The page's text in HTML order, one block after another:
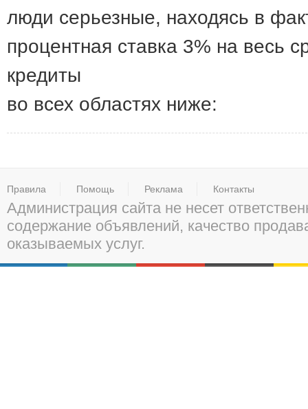
люди серьезные, находясь в
процентная ставка 3% на весь
кредиты
во всех областях ниже:
Правила Помощь Реклама Контакты
Администрация сайта не несет
содержание объявлений, качество
оказываемых услуг.